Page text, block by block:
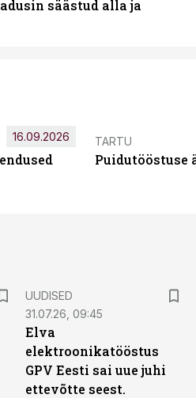
säästud alla ja
16.09.2026 TARTU
Puidutööstuse
UUDISED
31.07.26, 09:45
Elva
elektroonikatööstus
GPV Eesti sai uue juhi
ettevõtte seest.